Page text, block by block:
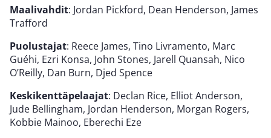
Maalivahdit: Jordan Pickford, Dean Henderson, James
Trafford
Puolustajat: Reece James, Tino Livramento, Marc
Guéhi, Ezri Konsa, John Stones, Jarell Quansah, Nico
O’Reilly, Dan Burn, Djed Spence
Keskikenttäpelaajat: Declan Rice, Elliot Anderson,
Jude Bellingham, Jordan Henderson, Morgan Rogers,
Kobbie Mainoo, Eberechi Eze